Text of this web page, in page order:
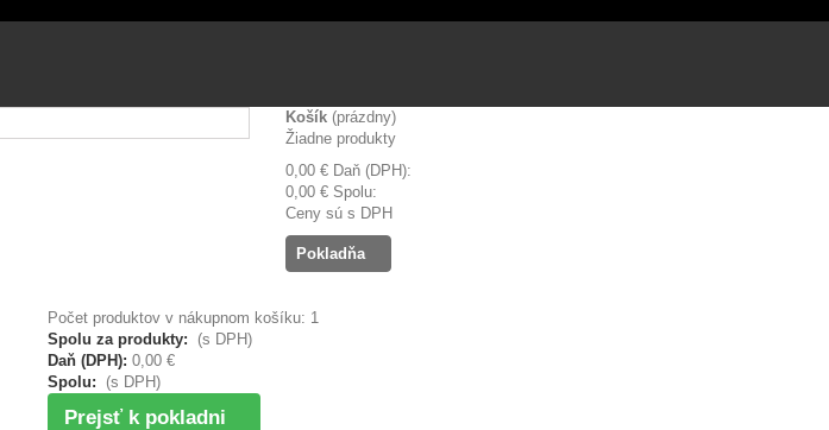
Košík (prázdny)
Žiadne produkty
0,00 € Daň (DPH):
0,00 € Spolu:
Ceny sú s DPH
Pokladňa
Počet produktov v nákupnom košíku: 1
Spolu za produkty:
(s DPH)
Daň (DPH): 0,00 €
Spolu:
(s DPH)
Prejsť k pokladni